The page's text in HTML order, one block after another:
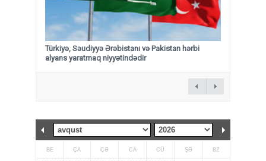
Türkiyə, Səudiyyə Ərəbistanı və Pakistan hərbi
alyans yaratmaq niyyətindədir
BE ÇA ÇƏ CA CÜ ŞƏ BZ